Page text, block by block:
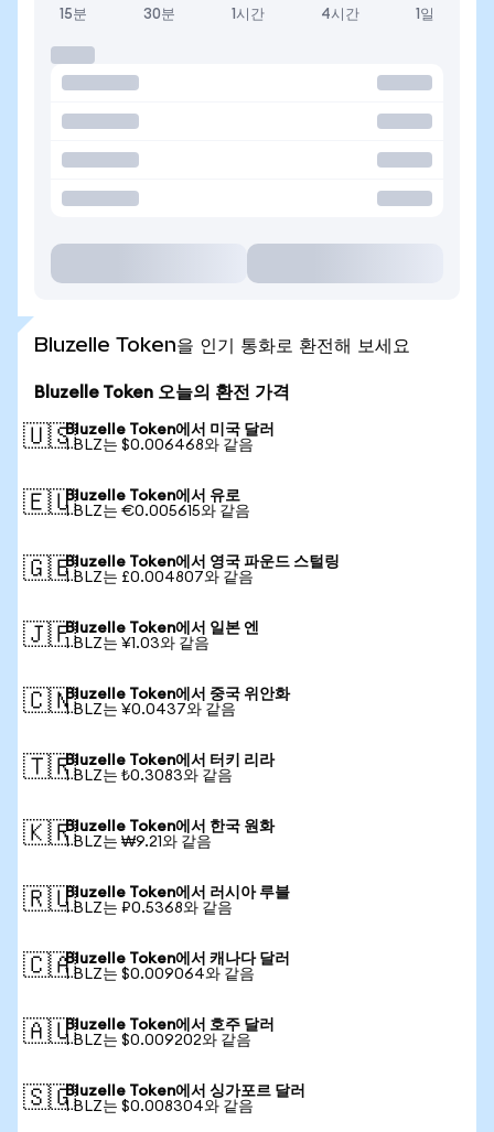
15분 30분 1시간 4시간 1일
Bluzelle Token을 인기 통화로 환전해 보세요
Bluzelle Token 오늘의 환전 가격
🇺🇸Bluzelle Token에서 미국 달러
1 BLZ는 $0.006468와 같음
🇪🇺Bluzelle Token에서 유로
1 BLZ는 €0.005615와 같음
🇬🇧Bluzelle Token에서 영국 파운드 스털링
1 BLZ는 £0.004807와 같음
🇯🇵Bluzelle Token에서 일본 엔
1 BLZ는 ¥1.03와 같음
🇨🇳Bluzelle Token에서 중국 위안화
1 BLZ는 ¥0.0437와 같음
🇹🇷Bluzelle Token에서 터키 리라
1 BLZ는 ₺0.3083와 같음
🇰🇷Bluzelle Token에서 한국 원화
1 BLZ는 ₩9.21와 같음
🇷🇺Bluzelle Token에서 러시아 루블
1 BLZ는 ₽0.5368와 같음
🇨🇦Bluzelle Token에서 캐나다 달러
1 BLZ는 $0.009064와 같음
🇦🇺Bluzelle Token에서 호주 달러
1 BLZ는 $0.009202와 같음
🇸🇬Bluzelle Token에서 싱가포르 달러
1 BLZ는 $0.008304와 같음